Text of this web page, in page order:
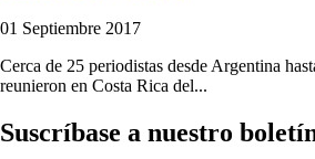
01 Septiembre 2017
Cerca de 25 periodistas desde Argentina
reunieron en Costa Rica del...
Suscríbase a nuestro